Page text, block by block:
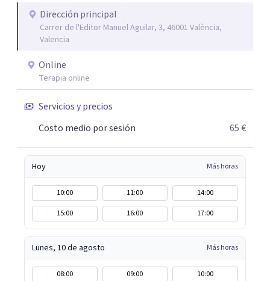
Dirección principal
Carrer de l'Editor Manuel Aguilar, 3, 46001 València,
Valencia
Online
Terapia online
Servicios y precios
Costo medio por sesión
65 €
Hoy Más horas
10:00 11:00
14:00
15:00
16:00 17:00
Lunes, 10 de agosto Más horas
08:00 09:00
10:00